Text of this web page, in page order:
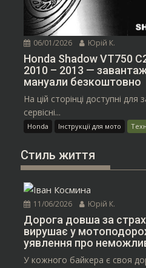
06/01/2026 Юрій К.
Honda Shadow VT750
2010 – 2013 —
мануали безкоштовно
На цій сторінці доступні для
сервісні...
Honda Інструкції для мото
Стиль життя
11/06/2026 Юрій К.
Дорога довша за
вирушає у
уявлення про
У кожного байкера є своя